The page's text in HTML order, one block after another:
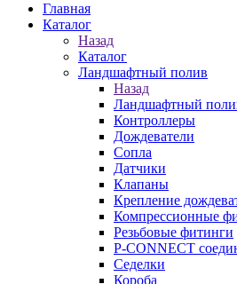
Главная
Каталог
Назад
Каталог
Ландшафтный полив
Назад
Ландшафтный
Контроллеры
Дождеватели
Сопла
Датчики
Клапаны
Крепление
Компрессионные
Резьбовые фитинги
P-CONNECT
Седелки
Короба